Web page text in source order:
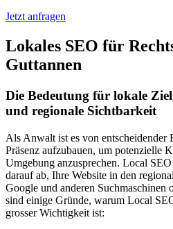
Jetzt anfragen
Lokales SEO für
Guttannen
Die Bedeutung für lokale
und regionale Sichtbarkeit
Als Anwalt ist es von entscheidender
Präsenz aufzubauen, um potenzielle
Umgebung anzusprechen. Local
darauf ab, Ihre Website in den
Google und anderen Suchmaschinen
sind einige Gründe, warum Local
grosser Wichtigkeit ist: